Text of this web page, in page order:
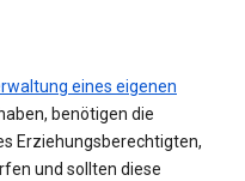
eines eigenen
benötigen die
Erziehungsberechtigten,
und sollten diese